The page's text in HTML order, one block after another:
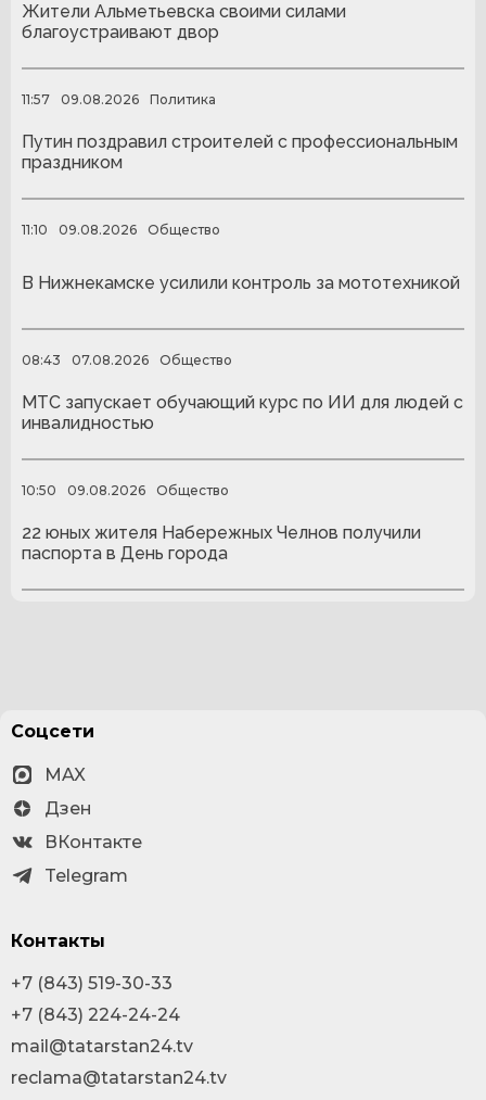
Жители Альметьевска своими силами
благоустраивают двор
11:57 09.08.2026 Политика
Путин поздравил строителей с профессиональным
праздником
11:10 09.08.2026 Общество
В Нижнекамске усилили контроль за мототехникой
08:43 07.08.2026 Общество
МТС запускает обучающий курс по ИИ для людей с
инвалидностью
10:50 09.08.2026 Общество
22 юных жителя Набережных Челнов получили
паспорта в День города
Соцсети
MAX
Дзен
ВКонтакте
Telegram
Контакты
+7 (843) 519-30-33
+7 (843) 224-24-24
mail@tatarstan24.tv
reclama@tatarstan24.tv